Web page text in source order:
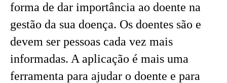
forma de dar importância ao doente na
gestão da sua doença. Os doentes são e
devem ser pessoas cada vez mais
informadas. A aplicação é mais uma
ferramenta para ajudar o doente e para